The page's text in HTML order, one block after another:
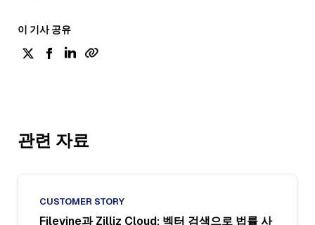
이 기사 공유
관련 자료
CUSTOMER STORY
Filevine과 Zilliz Cloud: 벡터 검색으로 법률 사